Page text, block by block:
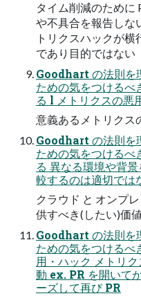
タイム削減のために
や不具合を報告しな
トリクスハックが
であり⽬的ではない
Goodhart の法則を
ための気をつけるべ
る l メトリクスの悪
意義あるメトリクス
Goodhart の法則を
ための気をつけるべ
る 異なる環境や背
較するのは適切で
クラウド と オンプ
供すべき(したい)価
Goodhart の法則を
ための気をつけるべ
⽤・ハック メトリ
動 ex. PR を開いて
ーズして再び PR